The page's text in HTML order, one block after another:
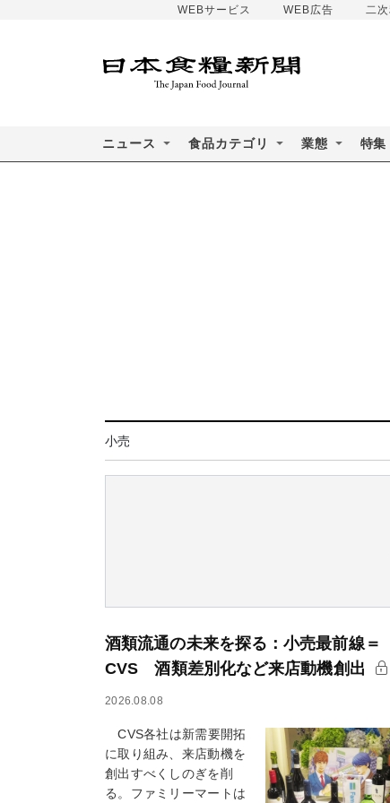
WEBサービス WEB広告 二
ニュース 食品カテゴリ 業態 特集
小売
酒類流通の未来を探る：小売最前線＝
CVS 酒類差別化など来店動機創出
2026.08.08
CVS各社は新需要開拓
に取り組み、来店動機を
創出すべくしのぎを削
る。ファミリーマートは